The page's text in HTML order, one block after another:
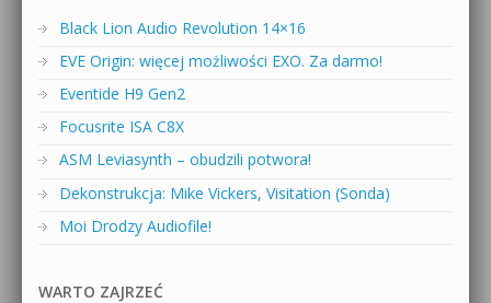
Black Lion Audio Revolution 14×16
EVE Origin: więcej możliwości EXO. Za darmo!
Eventide H9 Gen2
Focusrite ISA C8X
ASM Leviasynth – obudzili potwora!
Dekonstrukcja: Mike Vickers, Visitation (Sonda)
Moi Drodzy Audiofile!
WARTO ZAJRZEĆ